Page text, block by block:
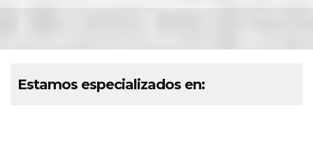
Estamos especializados en: